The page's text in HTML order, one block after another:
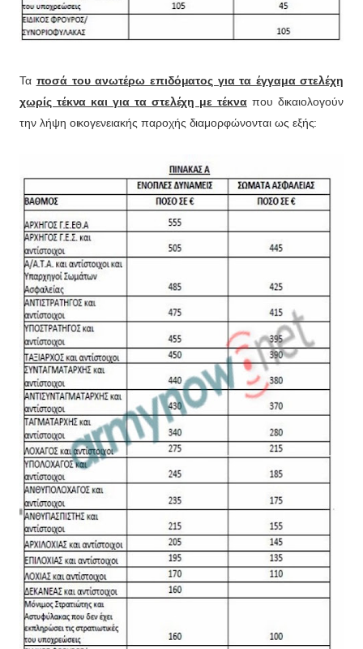
Τα ποσά του ανωτέρω επιδόματος για τα έγγαμα στελέχη
χωρίς τέκνα και για τα στελέχη με τέκναπου δικαιολογούν
την λήψη οικογενειακής παροχής διαμορφώνονται ως εξής: